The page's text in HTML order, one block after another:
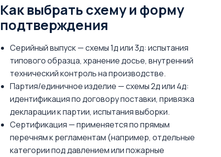
Как выбрать схему и форму
подтверждения
Серийный выпуск — схемы 1д или 3д: испытания
типового образца, хранение досье, внутренний
технический контроль на производстве.
Партия/единичное изделие — схемы 2д или 4д:
идентификация по договору поставки, привязка
декларации к партии, испытания выборки.
Сертификация — применяется по прямым
перечням к регламентам (например, отдельные
категории под давлением или пожарные